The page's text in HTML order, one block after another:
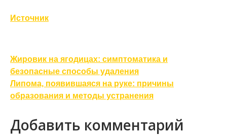
Источник
Навигация
по
записям
Жировик на ягодицах: симптоматика и
безопасные способы удаления
Липома, появившаяся на руке: причины
образования и методы устранения
Добавить комментарий